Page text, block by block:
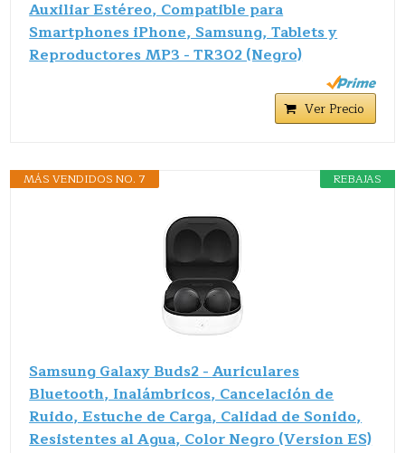
Auxiliar Estéreo, Compatible para
Smartphones iPhone, Samsung, Tablets y
Reproductores MP3 - TR302 (Negro)
Ver Precio
REBAJAS
MÁS VENDIDOS NO. 7
Samsung Galaxy Buds2 - Auriculares
Bluetooth, Inalámbricos, Cancelación de
Ruido, Estuche de Carga, Calidad de Sonido,
Resistentes al Agua, Color Negro (Version ES)